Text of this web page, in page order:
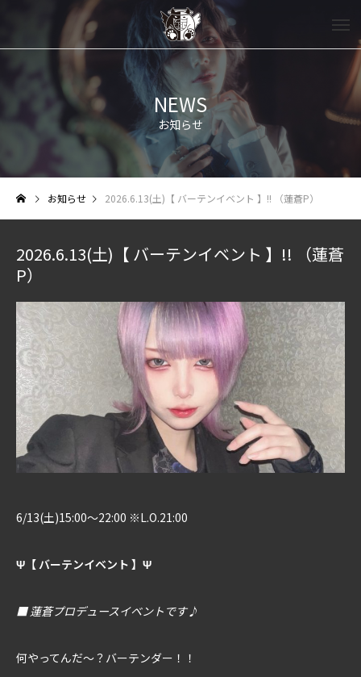
NEWS
お知らせ
お知らせ 2026.6.13(土)【 バーテンイベント 】!! （蓮蒼P）
2026.6.13(土)【 バーテンイベント 】!! （蓮蒼
P）
6/13(土)15:00～22:00 ※L.O.21:00
Ψ【 バーテンイベント 】Ψ
■ 蓮蒼プロデュースイベントです♪
何やってんだ～？バーテンダー！！